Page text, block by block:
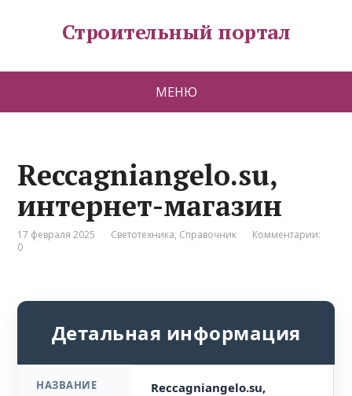
Строительный портал
МЕНЮ
Reccagniangelo.su,
интернет-магазин
17 февраля 2025 Светотехника, Справочник
Комментарии:
0
Детальная информация
НАЗВАНИЕ
Reccagniangelo.su,